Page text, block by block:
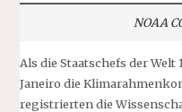
NOAA
Als die Staatschefs der Welt
Janeiro die
registrierten die